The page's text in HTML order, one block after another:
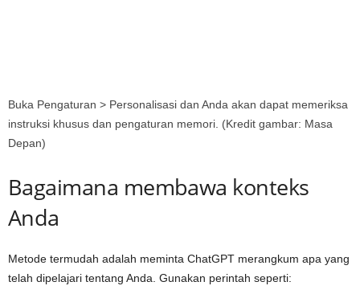
Buka Pengaturan > Personalisasi dan Anda akan dapat memeriksa
instruksi khusus dan pengaturan memori. (Kredit gambar: Masa
Depan)
Bagaimana membawa konteks
Anda
Metode termudah adalah meminta ChatGPT merangkum apa yang
telah dipelajari tentang Anda. Gunakan perintah seperti: